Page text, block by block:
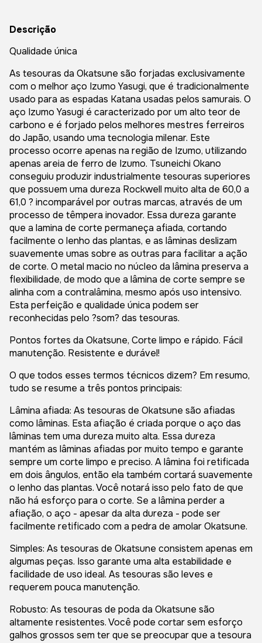
Descrição
Qualidade única
As tesouras da Okatsune são forjadas exclusivamente
com o melhor aço Izumo Yasugi, que é tradicionalmente
usado para as espadas Katana usadas pelos samurais. O
aço Izumo Yasugi é caracterizado por um alto teor de
carbono e é forjado pelos melhores mestres ferreiros
do Japão, usando uma tecnologia milenar. Este
processo ocorre apenas na região de Izumo, utilizando
apenas areia de ferro de Izumo. Tsuneichi Okano
conseguiu produzir industrialmente tesouras superiores
que possuem uma dureza Rockwell muito alta de 60,0 a
61,0 ? incomparável por outras marcas, através de um
processo de têmpera inovador. Essa dureza garante
que a lamina de corte permaneça afiada, cortando
facilmente o lenho das plantas, e as lâminas deslizam
suavemente umas sobre as outras para facilitar a ação
de corte. O metal macio no núcleo da lâmina preserva a
flexibilidade, de modo que a lâmina de corte sempre se
alinha com a contralâmina, mesmo após uso intensivo.
Esta perfeição e qualidade única podem ser
reconhecidas pelo ?som? das tesouras.
Pontos fortes da Okatsune, Corte limpo e rápido. Fácil
manutenção. Resistente e durável!
O que todos esses termos técnicos dizem? Em resumo,
tudo se resume a três pontos principais:
Lâmina afiada: As tesouras de Okatsune são afiadas
como lâminas. Esta afiação é criada porque o aço das
lâminas tem uma dureza muito alta. Essa dureza
mantém as lâminas afiadas por muito tempo e garante
sempre um corte limpo e preciso. A lâmina foi retificada
em dois ângulos, então ela também cortará suavemente
o lenho das plantas. Você notará isso pelo fato de que
não há esforço para o corte. Se a lâmina perder a
afiação, o aço - apesar da alta dureza - pode ser
facilmente retificado com a pedra de amolar Okatsune.
Simples: As tesouras de Okatsune consistem apenas em
algumas peças. Isso garante uma alta estabilidade e
facilidade de uso ideal. As tesouras são leves e
requerem pouca manutenção.
Robusto: As tesouras de poda da Okatsune são
altamente resistentes. Você pode cortar sem esforço
galhos grossos sem ter que se preocupar que a tesoura